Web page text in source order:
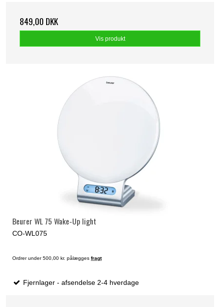
849,00 DKK
Vis produkt
Beurer WL 75 Wake-Up light
CO-WL075
Ordrer under 500,00 kr. pålægges fragt
Fjernlager - afsendelse 2-4 hverdage